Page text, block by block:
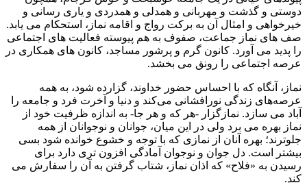
دوستی و گذشت و مهربانی و همدلی و همدردی و یاری رسانی و
خیرخواهی و امثال آن به برکت رواج و اقامه نماز، استحکام می یابد.
صف های نماز جماعت، صفوف به هم پیوسته فعالیت های اجتماعی
را پدید می آورد. کانون گرم و پرشور مساجد، کانون های همکاری در
عرصه اجتماعی را رونق می بخشد.
نماز، آنگاه که با احساس حضور خداوند، گزارده شود، به همه
عرصه‌های زندگی نورافشانی می‌کند و دنیا و آخرت فرد و جامعه را
آباد می سازد. نمازگزار -هر که و هر جا- به اندازه ظرفیت خود از
نماز بهره می برد ولی در این میان، جوانان و نوجوانان از همه
جلوترند؛ بهره آنان از نمازی که با توجه و خشوع خوانده شود بسی
بیشتر است. دل جوان و نوجوان آمادگی افزون تری دارد برای
رسیدن به «فلاح» که اذان نماز، شتاب گرفتن به آن را سفارش می
کند.